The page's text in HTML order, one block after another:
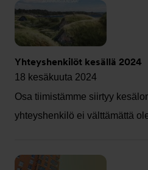
Yhteyshenkilöt kesällä 2024
18 kesäkuuta 2024
Osa tiimistämme siirtyy
yhteyshenkilö ei välttämättä